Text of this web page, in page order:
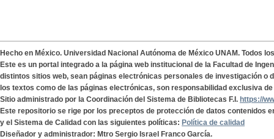
Hecho en México. Universidad Nacional Autónoma de México UNAM. Todos
Este es un portal integrado a la página web institucional de la Facultad de
distintos sitios web, sean páginas electrónicas personales de investigación o
los textos como de las páginas electrónicas, son responsabilidad exclusiva
Sitio administrado por la Coordinación del Sistema de Bibliotecas F.I. https://
Este repositorio se rige por los preceptos de protección de datos contenidos
y el Sistema de Calidad con las siguientes políticas: Política de calidad
Diseñador y administrador: Mtro Sergio Israel Franco García.